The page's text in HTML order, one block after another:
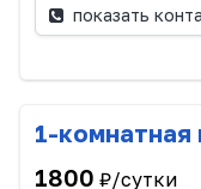
показать
1-комнатная
1800 ₽/сутки